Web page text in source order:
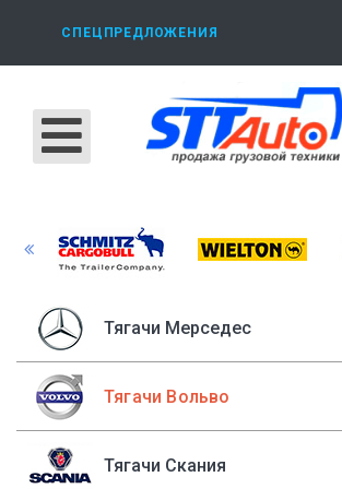
СПЕЦПРЕДЛОЖЕНИЯ
Тягачи Мерседес
Тягачи Вольво
Тягачи Скания